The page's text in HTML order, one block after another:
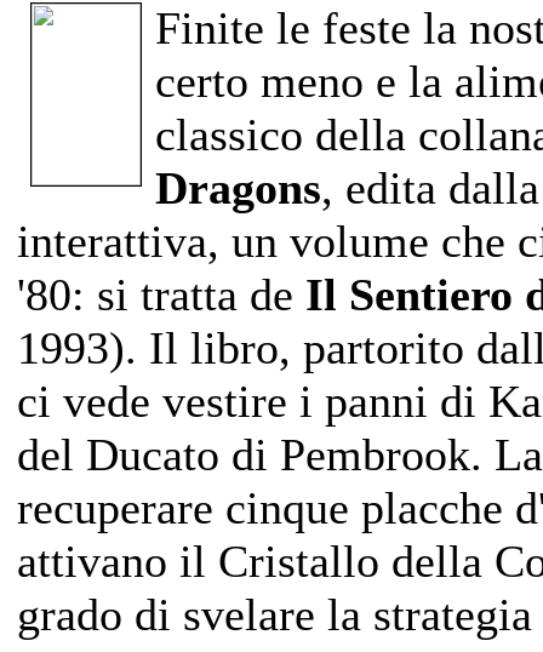
Finite le feste la
certo meno e la
classico della
Dragons, edita
interattiva, un volume che
'80: si tratta de Il Sentiero
1993). Il libro, partorito
ci vede vestire i panni di
del Ducato di Pembrook.
recuperare cinque placche
attivano il Cristallo della
grado di svelare la